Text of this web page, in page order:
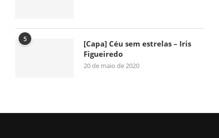
5
[Capa] Céu sem estrelas – Iris
Figueiredo
20 de maio de 2020